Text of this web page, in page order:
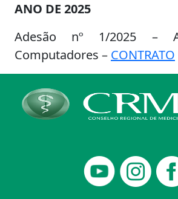
ANO DE 2025
Adesão nº 1/2025 –
Computadores – CONTRATO